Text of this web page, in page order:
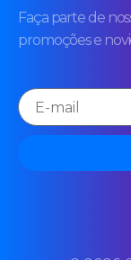
Faça parte de
promoções e